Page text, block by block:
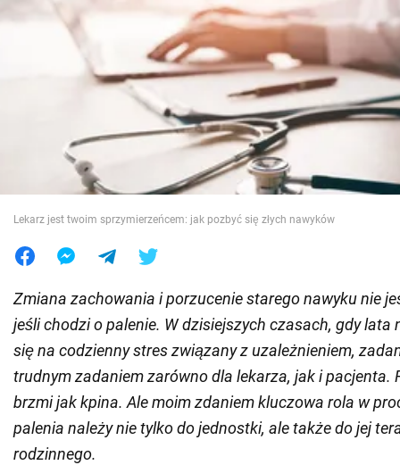
Społeczeństwo
Wojna na Ukrainie
Jedzenie
Lekarz jest twoim sprzymierzeńcem: jak pozbyć się złych nawyków
Zmiana zachowania i porzucenie starego nawyku nie
jeśli chodzi o palenie. W dzisiejszych czasach, gdy lata
się na codzienny stres związany z uzależnieniem,
trudnym zadaniem zarówno dla lekarza, jak i pacjenta.
brzmi jak kpina. Ale moim zdaniem kluczowa rola w
palenia należy nie tylko do jednostki, ale także do jej
rodzinnego.